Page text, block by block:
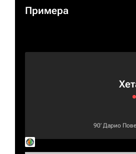
Примера
90‎’‎ Дарио